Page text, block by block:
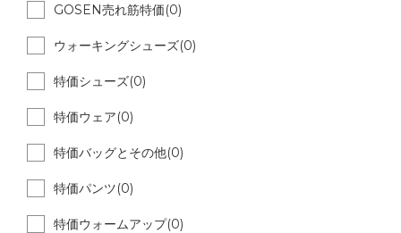
GOSEN売れ筋特価(0)
ウォーキングシューズ(0)
特価シューズ(0)
特価ウェア(0)
特価バッグとその他(0)
特価パンツ(0)
特価ウォームアップ(0)